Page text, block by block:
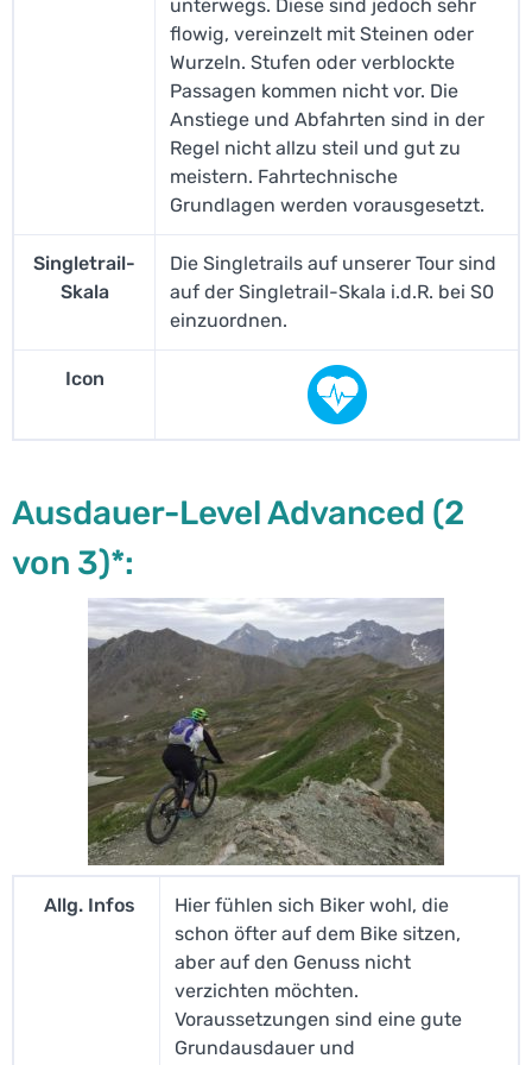
unterwegs. Diese sind jedoch sehr
flowig, vereinzelt mit Steinen oder
Wurzeln. Stufen oder verblockte
Passagen kommen nicht vor. Die
Anstiege und Abfahrten sind in der
Regel nicht allzu steil und gut zu
meistern. Fahrtechnische
Grundlagen werden vorausgesetzt.
Singletrail-
Skala
Die Singletrails auf unserer Tour sind
auf der Singletrail-Skala i.d.R. bei S0
einzuordnen.
Icon
Ausdauer-Level Advanced (2
von 3)*:
Allg. Infos
Hier fühlen sich Biker wohl, die
schon öfter auf dem Bike sitzen,
aber auf den Genuss nicht
verzichten möchten.
Voraussetzungen sind eine gute
Grundausdauer und